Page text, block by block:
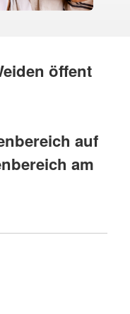
öffent
auf
am